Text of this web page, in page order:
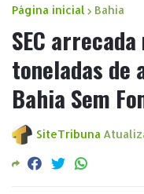
Página inicial Bahia
SEC
toneladas de
Bahia Sem
SiteTribuna